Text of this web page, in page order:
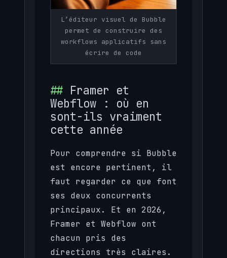
L’éditeur visuel de Bubble
permet de construire des
workflows applicatifs sans
écrire de code
Framer et
Webflow : où en
sont-ils vraiment
cette année
Pour comprendre si Bubble
est encore pertinent, il
faut regarder ce que font
ses deux concurrents
principaux. Et en 2026,
Framer et Webflow ont
chacun pris des
directions très claires.